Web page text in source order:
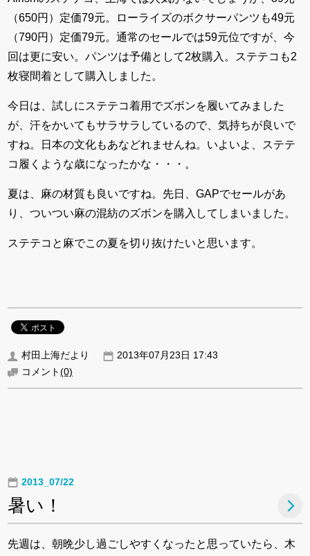
（650円）定価79元。ローライズのボクサーパンツも49元
（790円）定価79元。通常のセールでは59元位ですが、今
回は更に安い。パンツは予備として2枚購入。ステテコも2
枚寝間着として購入しました。
今日は、試しにステテコ着用でズボンを履いてみました
が、汗をかいてもサラサラしているので、気持ちが良いで
すね。日本の文化もあなどれませんね。いよいよ、ステテ
コ履くような歳になったかな・・・。
夏は、麻の材質も良いですね。先日、GAPでセールがあ
り、ついつい麻の混紡のズボンを購入してしまいました。
ステテコと麻でこの夏を切り抜けたいと思います。
村田上海だより
2013年07月23日 17:43
コメント(0)
2013_07/22
暑い！
先週は、朝晩少し過ごしやすくなったと思っていたら、木